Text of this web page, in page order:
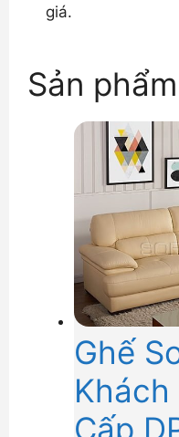
giá.
Sản
Ghế
Khách
Cấp